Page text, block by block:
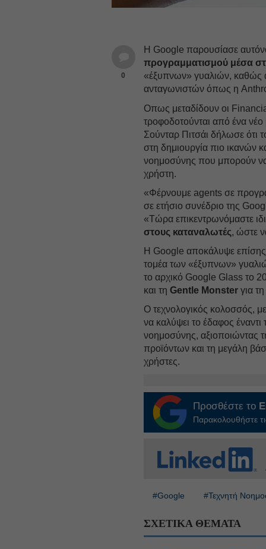
0
Η Google παρουσίασε
προγραμματισμού μέσα
«έξυπνων» γυαλιών, καθώς
ανταγωνιστών όπως η
Οπως μεταδίδουν οι
τροφοδοτούνται από ένα
Σούνταρ Πιτσάι δήλωσε ότι
στη δημιουργία πιο ικανών
νοημοσύνης που μπορούν να
χρήστη.
«Φέρνουμε agents σε
σε ετήσιο συνέδριο της
«Τώρα επικεντρωνόμαστε
στους καταναλωτές, ώστε
Η Google αποκάλυψε επίσης
τομέα των «έξυπνων»
το αρχικό Google Glass το
και τηGentle Monster για
Ο τεχνολογικός κολοσσός,
να καλύψει το έδαφος
νοημοσύνης, αξιοποιώντας
προϊόντων και τη μεγάλη
χρήστες.
Προσθέστε το
Παρακολουθήστε
#Google #Τεχνητή
ΣΧΕΤΙΚΑ ΘΕΜΑΤΑ